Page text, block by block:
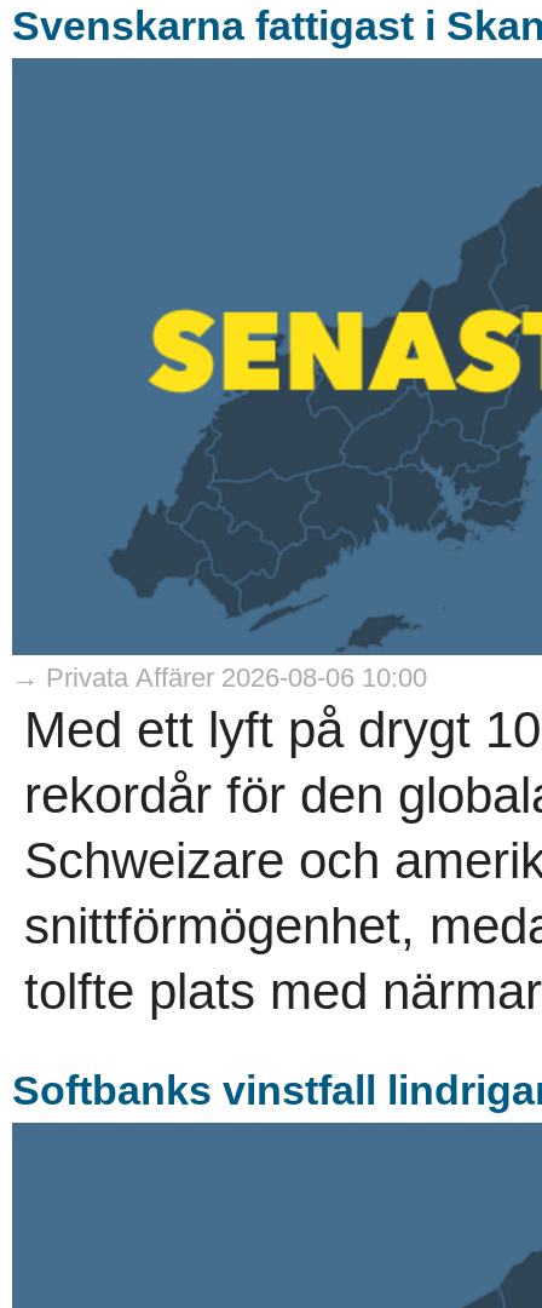
Svenskarna fattigast i
→ Privata Affärer 2026-08-06 10:00
Med ett lyft på drygt
rekordår för den
Schweizare och
snittförmögenhet,
tolfte plats med
Softbanks vinstfall